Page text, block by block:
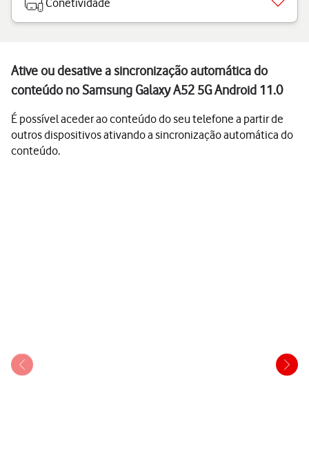
Conetividade
Ative ou desative a sincronização automática do
conteúdo no Samsung Galaxy A52 5G Android 11.0
É possível aceder ao conteúdo do seu telefone a partir de
outros dispositivos ativando a sincronização automática do
conteúdo.